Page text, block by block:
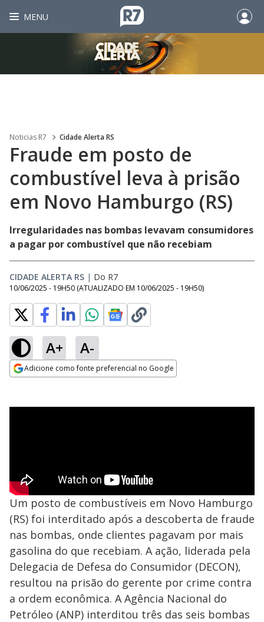
MENU
Noticias R7 Cidade Alerta RS
Fraude em posto de
combustível leva à prisão
em Novo Hamburgo (RS)
Irregularidades nas bombas levavam consumidores
a pagar por combustível que não recebiam
CIDADE ALERTA RS | Do R7
10/06/2025 - 19H50 (ATUALIZADO EM 10/06/2025 - 19H50)
A+ A-
Adicione como fonte preferencial no Google
Um posto de combustíveis em Novo Hamburgo
(RS) foi interditado após a descoberta de fraude
nas bombas, onde clientes pagavam por mais
gasolina do que recebiam. A ação, liderada pela
Delegacia de Defesa do Consumidor (DECON),
resultou na prisão do gerente por crime contra
a ordem econômica. A Agência Nacional do
Petróleo (ANP) interditou três das seis bombas